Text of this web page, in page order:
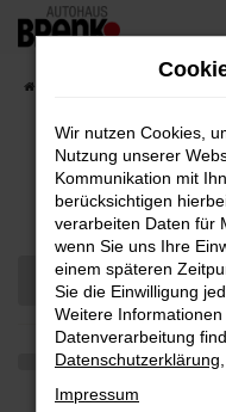
Zum
springen
Wir nutzen Cookies,
Nutzung unserer
Kommunikation mit
berücksichtigen
verarbeiten Daten für
wenn Sie uns Ihre
einem späteren
Sie die Einwilligung
Weitere
Datenverarbeitung
Datenschutzerklärung
Impressum